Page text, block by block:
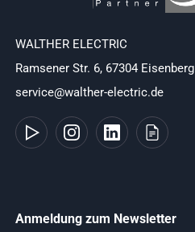
WALTHER ELECTRIC
Ramsener Str. 6, 67304 Eisenberg
service@walther-electric.de
Anmeldung zum Newsletter